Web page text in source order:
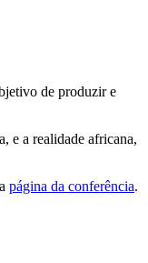
de produzir e
e a realidade africana,
página da conferência.